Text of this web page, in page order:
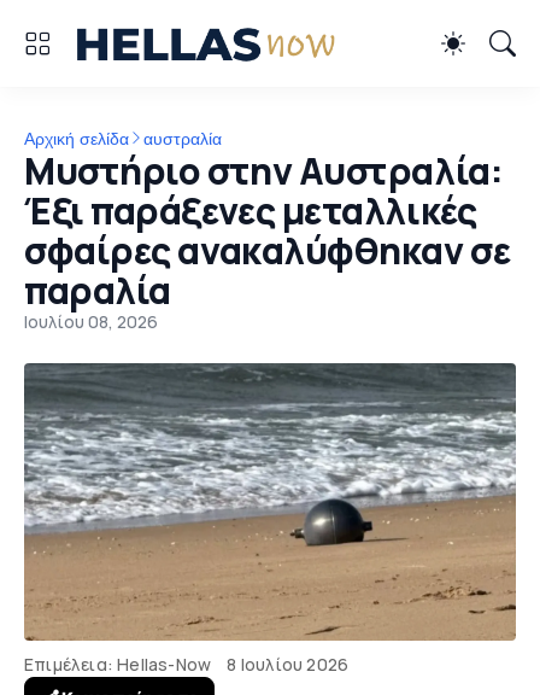
Αρχική σελίδα αυστραλία
Μυστήριο στην Αυστραλία:
Έξι παράξενες μεταλλικές
σφαίρες ανακαλύφθηκαν σε
παραλία
Ιουλίου 08, 2026
Επιμέλεια: Hellas-Now 8 Ιουλίου 2026